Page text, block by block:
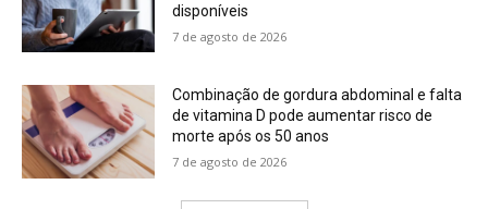
disponíveis
7 de agosto de 2026
Combinação de gordura abdominal e falta
de vitamina D pode aumentar risco de
morte após os 50 anos
7 de agosto de 2026